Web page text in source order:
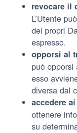
revocare il
L’Utente
dei propri
espresso.
opporsi al
può
esso
diversa dal
accedere
ottenere
su